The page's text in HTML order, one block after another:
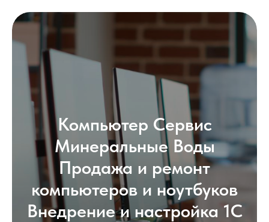
Компьютер Сервис
Минеральные Воды
Продажа и ремонт
компьютеров и ноутбуков
Внедрение и настройка 1С